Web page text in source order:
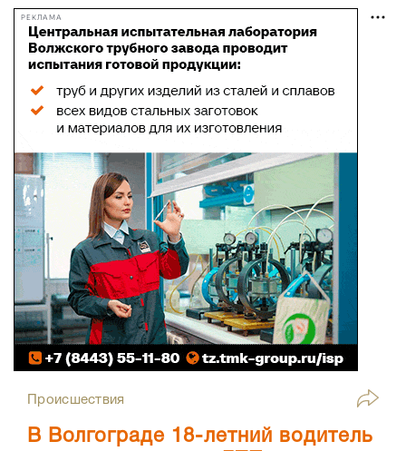
РЕКЛАМА
Происшествия
В Волгограде 18-летний водитель